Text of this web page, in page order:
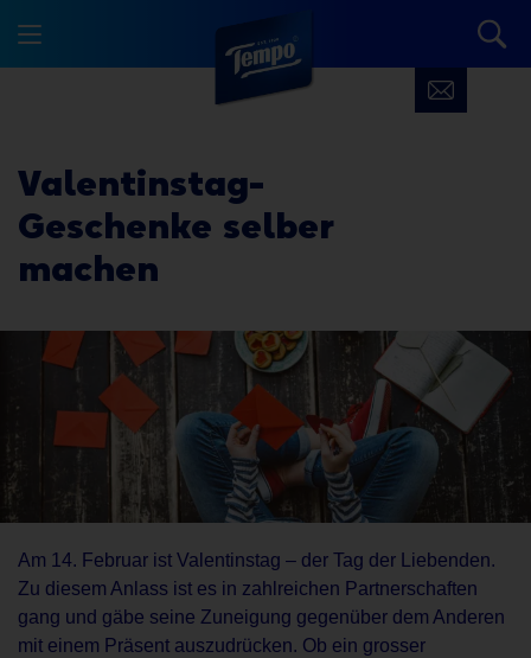
Valentinstag-
Geschenke selber
machen
Am 14. Februar ist Valentinstag – der Tag der Liebenden.
Zu diesem Anlass ist es in zahlreichen Partnerschaften
gang und gäbe seine Zuneigung gegenüber dem Anderen
mit einem Präsent auszudrücken. Ob ein grosser